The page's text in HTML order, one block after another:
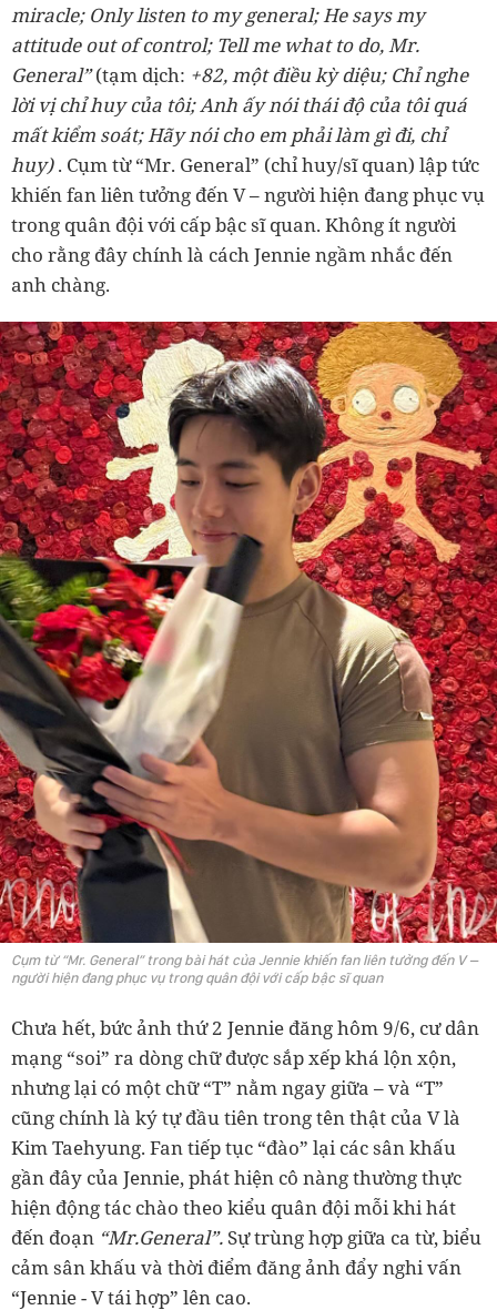
miracle; Only listen to my general; He says my
attitude out of control; Tell me what to do, Mr.
General”(tạm dịch: +82, một điều kỳ diệu; Chỉ nghe
lời vị chỉ huy của tôi; Anh ấy nói thái độ của tôi quá
mất kiểm soát; Hãy nói cho em phải làm gì đi, chỉ
huy). Cụm từ “Mr. General” (chỉ huy/sĩ quan) lập tức
khiến fan liên tưởng đến V – người hiện đang phục vụ
trong quân đội với cấp bậc sĩ quan. Không ít người
cho rằng đây chính là cách Jennie ngầm nhắc đến
anh chàng.
Cụm từ “Mr. General” trong bài hát của Jennie khiến fan liên tưởng đến V –
người hiện đang phục vụ trong quân đội với cấp bậc sĩ quan
Chưa hết, bức ảnh thứ 2 Jennie đăng hôm 9/6, cư dân
mạng “soi” ra dòng chữ được sắp xếp khá lộn xộn,
nhưng lại có một chữ “T” nằm ngay giữa – và “T”
cũng chính là ký tự đầu tiên trong tên thật của V là
Kim Taehyung. Fan tiếp tục “đào” lại các sân khấu
gần đây của Jennie, phát hiện cô nàng thường thực
hiện động tác chào theo kiểu quân đội mỗi khi hát
đến đoạn “Mr.General”.Sự trùng hợp giữa ca từ, biểu
cảm sân khấu và thời điểm đăng ảnh đẩy nghi vấn
“Jennie - V tái hợp” lên cao.